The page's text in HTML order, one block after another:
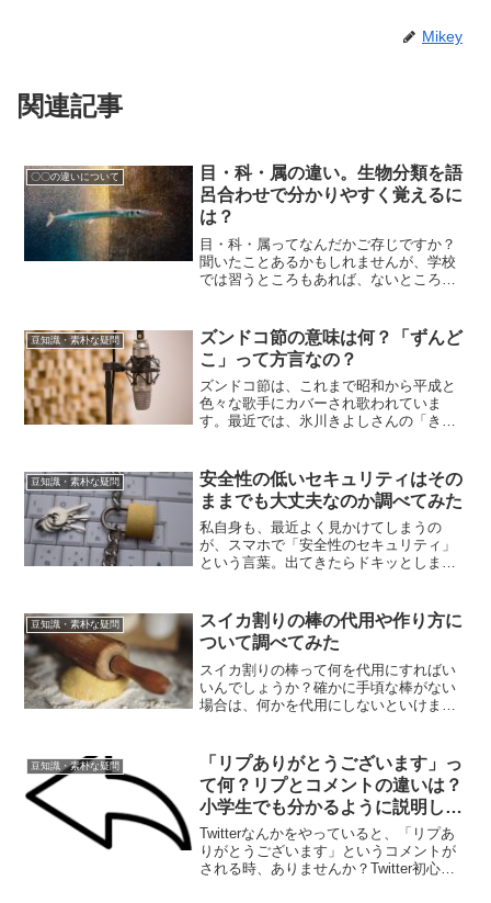
Mikey
関連記事
〇〇の違いについて
目・科・属の違い。生物分類を語
呂合わせで分かりやすく覚えるに
は？
目・科・属ってなんだかご存じですか？
聞いたことあるかもしれませんが、学校
では習うところもあれば、ないところも
によって分けられているのです。
豆知識・素朴な疑問
ズンドコ節の意味は何？「ずんど
こ」って方言なの？
ズンドコ節は、これまで昭和から平成と
色々な歌手にカバーされ歌われていま
す。最近では、氷川きよしさんの「きよ
節ですが、ズンドコ節はどのような意味
の曲なのか？ズンドコ節の「ずんどこ」
はどのような言葉なのか？ということは
あまり知られていません。
豆知識・素朴な疑問
安全性の低いセキュリティはその
ままでも大丈夫なのか調べてみた
私自身も、最近よく見かけてしまうの
が、スマホで「安全性のセキュリティ」
という言葉。出てきたらドキッとしませ
サイバー攻撃的な被害を受けていまし
た。
豆知識・素朴な疑問
スイカ割りの棒の代用や作り方に
ついて調べてみた
スイカ割りの棒って何を代用にすればい
いんでしょうか？確かに手頃な棒がない
場合は、何かを代用にしないといけませ
で今回は、スイカ割りの棒の代用になる
ものや、意外と簡単に作れる、スイカ割
りの棒の作り方についてご紹介します。
豆知識・素朴な疑問
「リプありがとうございます」っ
て何？リプとコメントの違いは？
小学生でも分かるように説明しま
す
Twitterなんかをやっていると、「リプあ
りがとうございます」というコメントが
される時、ありませんか？Twitter初心者